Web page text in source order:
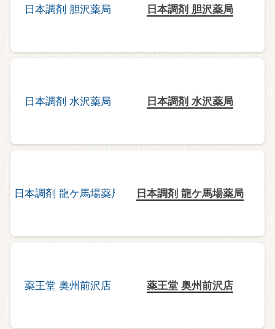
日本調剤 胆沢薬局
日本調剤 水沢薬局
日本調剤 龍ケ馬場薬局
薬王堂 奥州前沢店